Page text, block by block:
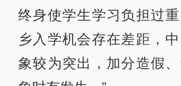
终身使学生学习负担过
乡入学机会存在差距，
象较为突出，加分造假